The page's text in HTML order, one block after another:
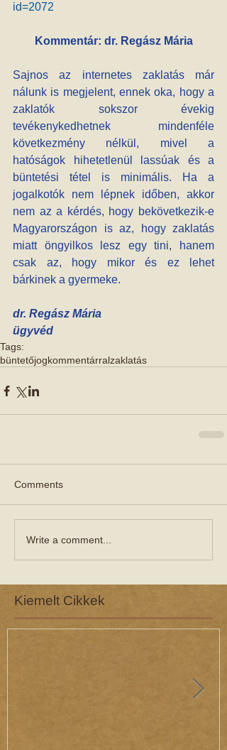
id=2072
Kommentár: dr. Regász Mária
Sajnos az internetes zaklatás már
nálunk is megjelent, ennek oka, hogy a
zaklatók sokszor évekig
tevékenykedhetnek mindenféle
következmény nélkül, mivel a
hatóságok hihetetlenül lassúak és a
büntetési tétel is minimális. Ha a
jogalkotók nem lépnek időben, akkor
nem az a kérdés, hogy bekövetkezik-e
Magyarországon is az, hogy zaklatás
miatt öngyilkos lesz egy tini, hanem
csak az, hogy mikor és ez lehet
bárkinek a gyermeke.
dr. Regász Mária
ügyvéd
Tags:
büntetőjogkommentárralzaklatás
Comments
Write a comment...
Kiemelt Cikkek